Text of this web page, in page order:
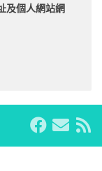
及個人網站網